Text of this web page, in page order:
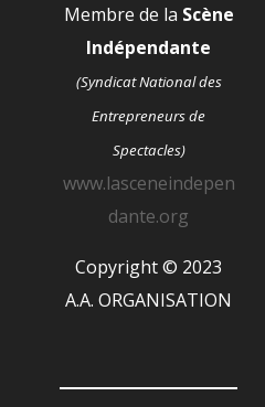
Membre de la Scène
Indépendante
(Syndicat National des
Entrepreneurs de
Spectacles)
www.lasceneindepen
dante.org
Copyright © 2023
A.A. ORGANISATION